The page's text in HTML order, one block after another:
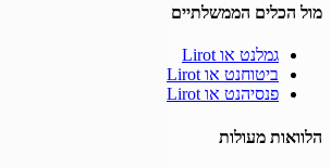
מול הכלים הממשלתיים
גמלנט או Lirot
ביטוחנט או Lirot
פנסיהנט או Lirot
הלוואות מעולות